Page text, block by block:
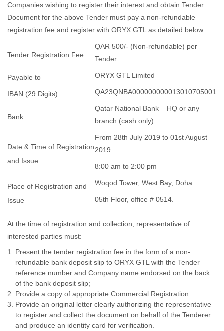
Companies wishing to register their interest and obtain Tender
Document for the above Tender must pay a non-refundable
registration fee and register with ORYX GTL as detailed below
Tender Registration Fee
QAR 500/- (Non-refundable) per
Tender
Payable to ORYX GTL Limited
IBAN (29 Digits) QA23QNBA000000000013010705001
Bank
Qatar National Bank – HQ or any
branch (cash only)
Date & Time of Registration
and Issue
From 28th July 2019 to 01st August
2019
8:00 am to 2:00 pm
Place of Registration and
Issue
Woqod Tower, West Bay, Doha
05th Floor, office # 0514.
At the time of registration and collection, representative of
interested parties must:
Present the tender registration fee in the form of a non-
refundable bank deposit slip to ORYX GTL with the Tender
reference number and Company name endorsed on the back
of the bank deposit slip;
Provide a copy of appropriate Commercial Registration.
Provide an original letter clearly authorizing the representative
to register and collect the document on behalf of the Tenderer
and produce an identity card for verification.